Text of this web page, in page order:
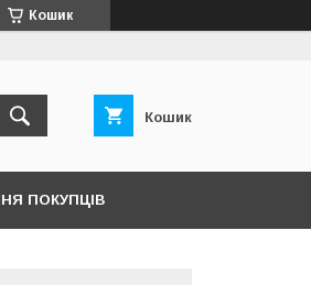
Кошик
Кошик
ПОКУПЦІВ